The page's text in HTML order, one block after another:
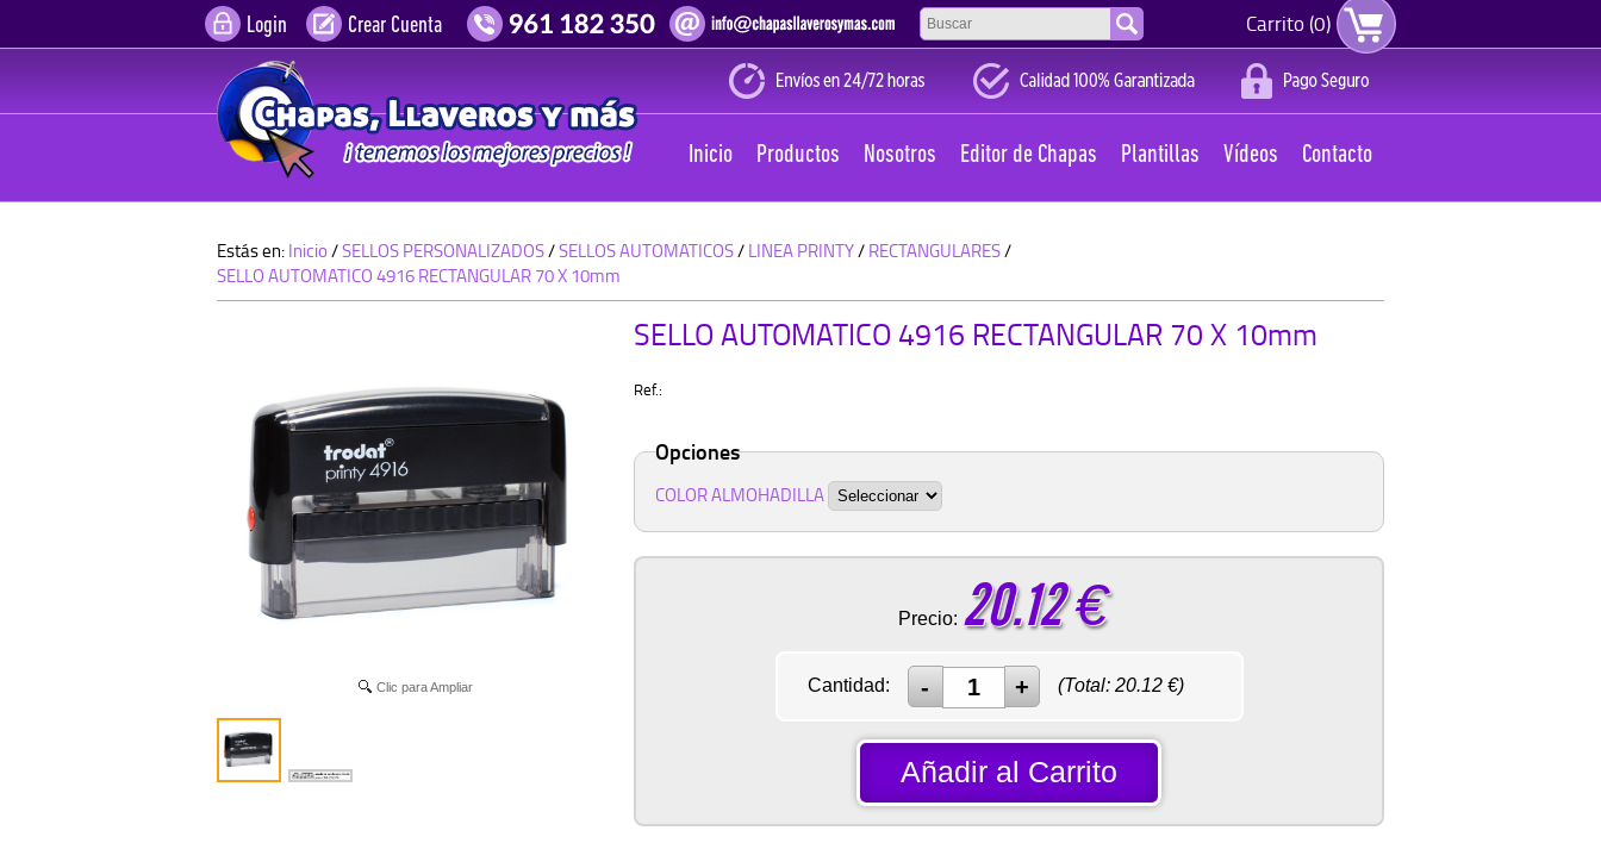
Login Crear Cuenta Carrito (0)
Nosotros Editor de Chapas Plantillas Vídeos Contacto
Productos
Inicio
Estás en:Inicio/SELLOS PERSONALIZADOS/SELLOS AUTOMATICOS/LINEA PRINTY/RECTANGULARES/
SELLO AUTOMATICO 4916 RECTANGULAR 70 X 10mm
Clic para Ampliar
SELLO AUTOMATICO 4916 RECTANGULAR 70 X 10mm
Ref.:
Opciones
COLOR ALMOHADILLA
Precio: 20.12€
Cantidad: (Total: 20.12€)
Añadir al Carrito